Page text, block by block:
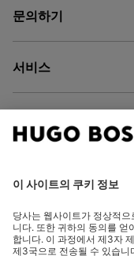
문의하기
서비스